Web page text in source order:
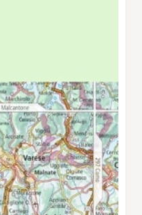
dove
ripido nella Valle
gli alberi e
case, ci si imbatte
circolare in
In primavera i
strutture con
latte e formaggi
di
con una
dove la primavera ha